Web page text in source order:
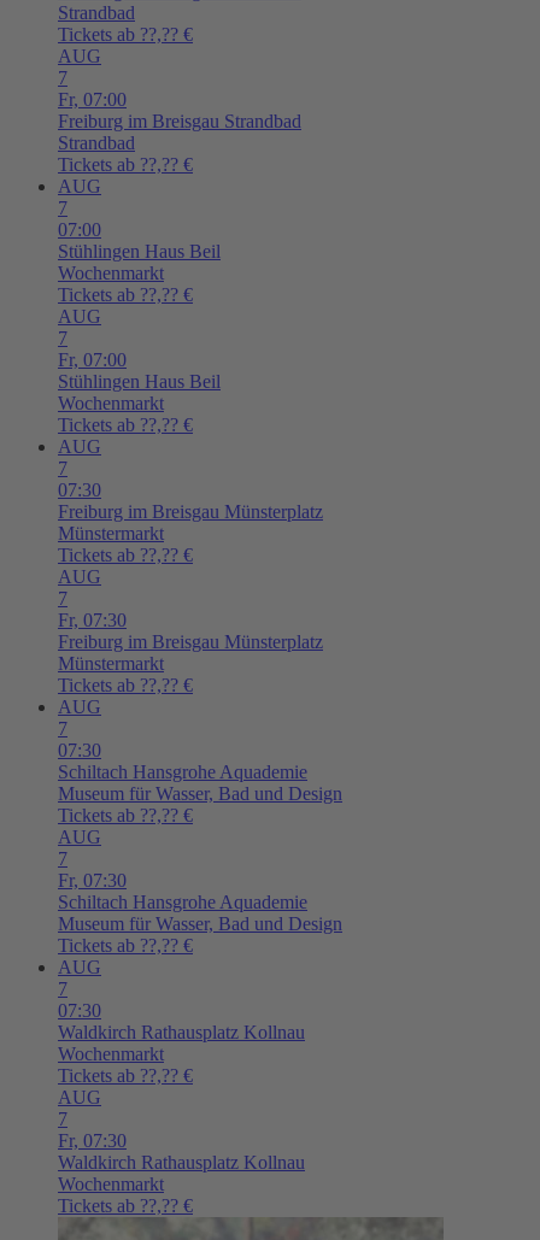
Strandbad
Tickets ab ??,?? €
AUG
7
Fr, 07:00
Freiburg im Breisgau Strandbad
Strandbad
Tickets ab ??,?? €
AUG
7
07:00
Stühlingen Haus Beil
Wochenmarkt
Tickets ab ??,?? €
AUG
7
Fr, 07:00
Stühlingen Haus Beil
Wochenmarkt
Tickets ab ??,?? €
AUG
7
07:30
Freiburg im Breisgau Münsterplatz
Münstermarkt
Tickets ab ??,?? €
AUG
7
Fr, 07:30
Freiburg im Breisgau Münsterplatz
Münstermarkt
Tickets ab ??,?? €
AUG
7
07:30
Schiltach Hansgrohe Aquademie
Museum für Wasser, Bad und Design
Tickets ab ??,?? €
AUG
7
Fr, 07:30
Schiltach Hansgrohe Aquademie
Museum für Wasser, Bad und Design
Tickets ab ??,?? €
AUG
7
07:30
Waldkirch Rathausplatz Kollnau
Wochenmarkt
Tickets ab ??,?? €
AUG
7
Fr, 07:30
Waldkirch Rathausplatz Kollnau
Wochenmarkt
Tickets ab ??,?? €